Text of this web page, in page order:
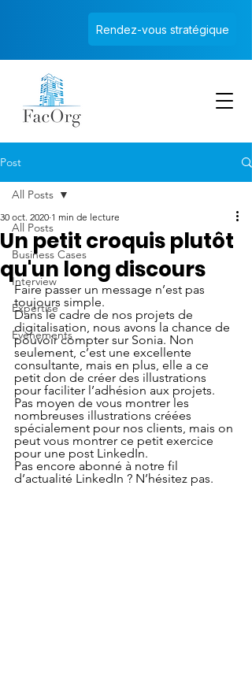
Rendez-vous stratégique
Post
All Posts
Business Cases
Interview
Expertise
Evènements
All Posts
Un petit croquis plutôt
qu'un long discours
30 oct. 2020 1 min de lecture
Faire passer un message n’est pas
toujours simple.
Dans le cadre de nos projets de
digitalisation, nous avons la chance de
pouvoir compter sur Sonia. Non
seulement, c’est une excellente
consultante, mais en plus, elle a ce
petit don de créer des illustrations
pour faciliter l’adhésion aux projets.
Pas moyen de vous montrer les
nombreuses illustrations créées
spécialement pour nos clients, mais on
peut vous montrer ce petit exercice
pour une post LinkedIn.
Pas encore abonné à notre fil
d’actualité LinkedIn ? N’hésitez pas.